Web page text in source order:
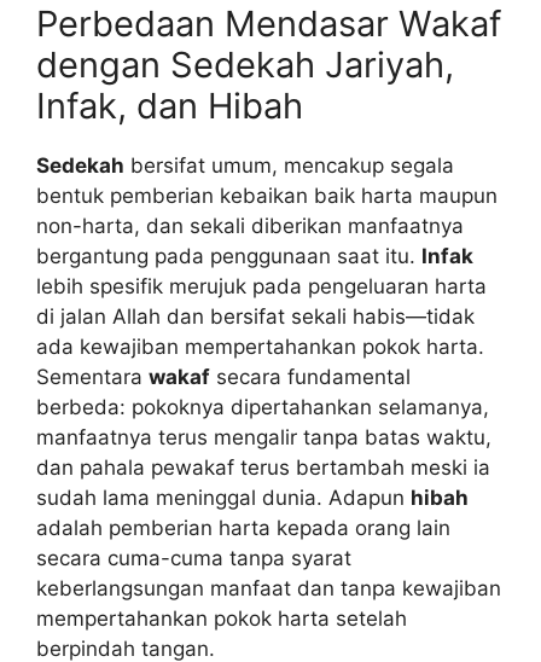
Perbedaan Mendasar Wakaf
dengan Sedekah Jariyah,
Infak, dan Hibah
Sedekah bersifat umum, mencakup segala
bentuk pemberian kebaikan baik harta maupun
non-harta, dan sekali diberikan manfaatnya
bergantung pada penggunaan saat itu. Infak
lebih spesifik merujuk pada pengeluaran harta
di jalan Allah dan bersifat sekali habis—tidak
ada kewajiban mempertahankan pokok harta.
Sementara wakaf secara fundamental
berbeda: pokoknya dipertahankan selamanya,
manfaatnya terus mengalir tanpa batas waktu,
dan pahala pewakaf terus bertambah meski ia
sudah lama meninggal dunia. Adapun hibah
adalah pemberian harta kepada orang lain
secara cuma-cuma tanpa syarat
keberlangsungan manfaat dan tanpa kewajiban
mempertahankan pokok harta setelah
berpindah tangan.